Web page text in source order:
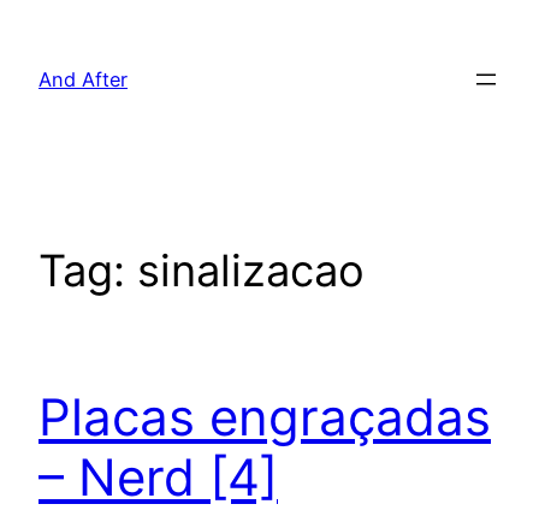
And After
Tag: sinalizacao
Placas engraçadas
– Nerd [4]